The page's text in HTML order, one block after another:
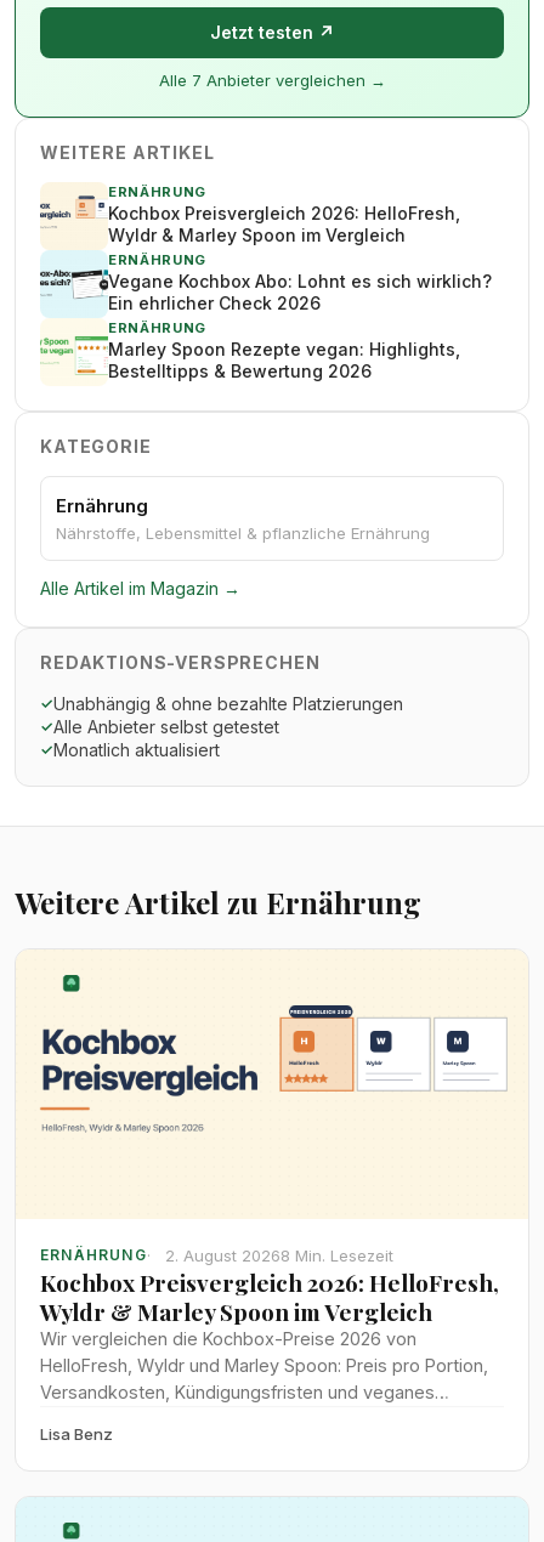
Jetzt testen ↗
Alle 7 Anbieter vergleichen →
WEITERE ARTIKEL
ERNÄHRUNG
Kochbox Preisvergleich 2026: HelloFresh,
Wyldr & Marley Spoon im Vergleich
ERNÄHRUNG
Vegane Kochbox Abo: Lohnt es sich wirklich?
Ein ehrlicher Check 2026
ERNÄHRUNG
Marley Spoon Rezepte vegan: Highlights,
Bestelltipps & Bewertung 2026
KATEGORIE
Ernährung
Nährstoffe, Lebensmittel & pflanzliche Ernährung
Alle Artikel im Magazin →
REDAKTIONS-VERSPRECHEN
✓Unabhängig & ohne bezahlte Platzierungen
✓Alle Anbieter selbst getestet
✓Monatlich aktualisiert
Weitere Artikel zu Ernährung
ERNÄHRUNG 2. August 20268 Min. Lesezeit
Kochbox Preisvergleich 2026: HelloFresh,
Wyldr & Marley Spoon im Vergleich
Wir vergleichen die Kochbox-Preise 2026 von
HelloFresh, Wyldr und Marley Spoon: Preis pro Portion,
Versandkosten, Kündigungsfristen und veganes
Lisa Benz